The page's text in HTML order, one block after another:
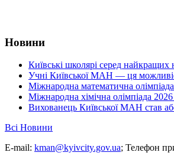
Новини
Київські школярі серед
Учні Київської МАН — ця
Міжнародна математична
Міжнародна хімічна олімпіада 2026
Вихованець Київської МАН став
Всі Новини
E-mail: kman@kyivcity.gov.ua; Телефон